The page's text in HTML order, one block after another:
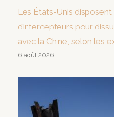
Les États-Unis
d’intercepteurs pour
avec la Chine, selon les
6 août 2026